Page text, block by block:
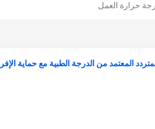
المعتمد من الدرجة الطبية مع حماية الإفراط